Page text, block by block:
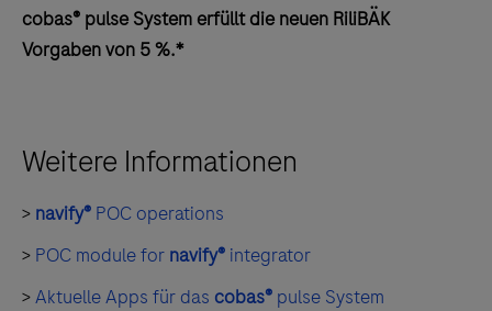
cobas® pulse System erfüllt die neuen RiliBÄK
Vorgaben von 5 %.*
Weitere Informationen
> navify® POC operations
> POC module for navify® integrator
>Aktuelle Apps für das cobas® pulse System